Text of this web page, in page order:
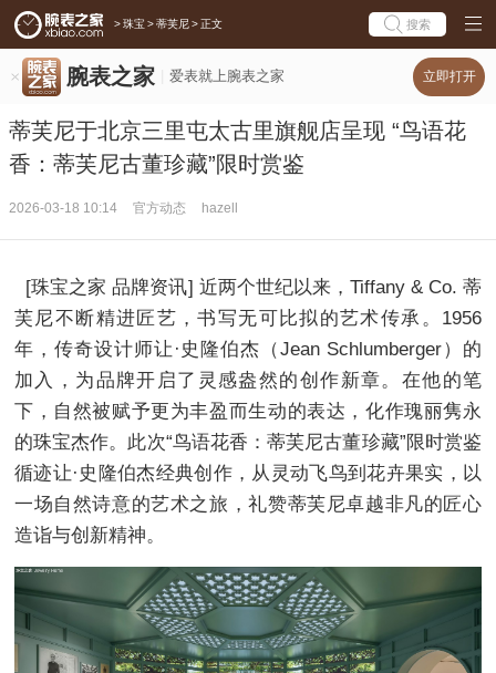
> 珠宝 > 蒂芙尼 > 正文 搜索
腕表之家 爱表就上腕表之家 立即打开
蒂芙尼于北京三里屯太古里旗舰店呈现 “鸟语花
香：蒂芙尼古董珍藏”限时赏鉴
2026-03-18 10:14 官方动态 hazell
[珠宝之家 品牌资讯] 近两个世纪以来，Tiffany & Co. 蒂
芙尼不断精进匠艺，书写无可比拟的艺术传承。1956
年，传奇设计师让·史隆伯杰（Jean Schlumberger）的
加入，为品牌开启了灵感盎然的创作新章。在他的笔
下，自然被赋予更为丰盈而生动的表达，化作瑰丽隽永
的珠宝杰作。此次“鸟语花香：蒂芙尼古董珍藏”限时赏鉴
循迹让·史隆伯杰经典创作，从灵动飞鸟到花卉果实，以
一场自然诗意的艺术之旅，礼赞蒂芙尼卓越非凡的匠心
造诣与创新精神。